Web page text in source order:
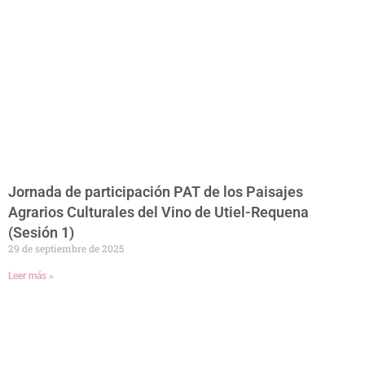
Jornada de participación PAT de los Paisajes
Agrarios Culturales del Vino de Utiel-Requena
(Sesión 1)
29 de septiembre de 2025
Leer más »